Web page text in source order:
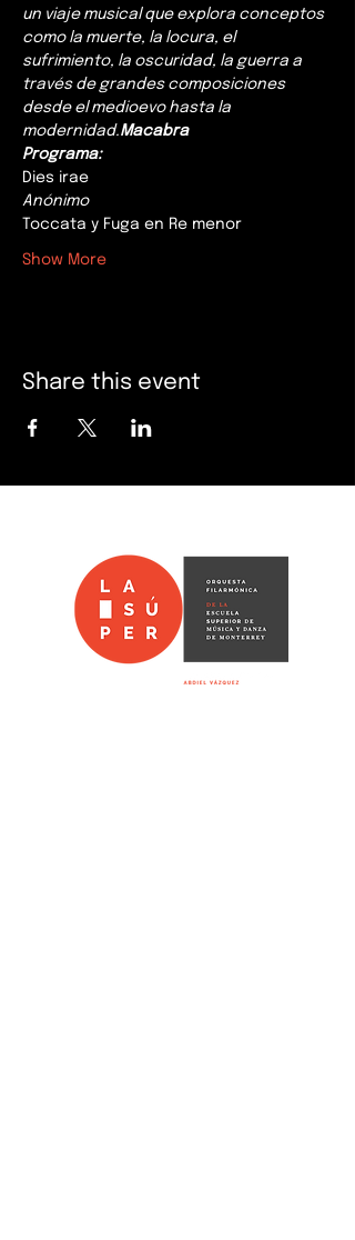
un viaje musical que explora conceptos
como la muerte, la locura, el
sufrimiento, la oscuridad, la guerra a
través de grandes composiciones
desde el medioevo hasta la
modernidad.Macabra
Programa:
Dies irae
Anónimo
Toccata y Fuga en Re menor
Show More
Share this event